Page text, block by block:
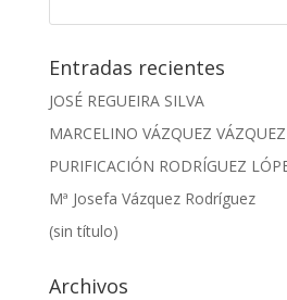
Entradas recientes
JOSÉ REGUEIRA SILVA
MARCELINO VÁZQUEZ VÁZQUEZ
PURIFICACIÓN RODRÍGUEZ
Mª Josefa Vázquez Rodríguez
(sin título)
Archivos